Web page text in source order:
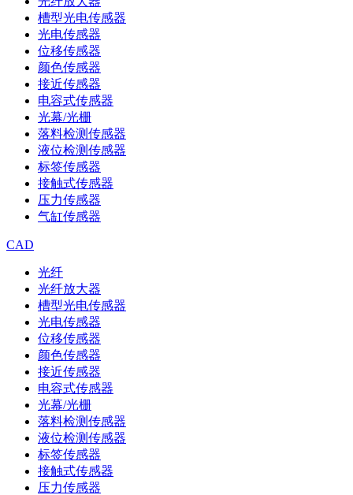
槽型光电传感器
光电传感器
位移传感器
颜色传感器
接近传感器
电容式传感器
光幕/光栅
落料检测传感器
液位检测传感器
标签传感器
接触式传感器
压力传感器
气缸传感器
CAD
光纤
光纤放大器
槽型光电传感器
光电传感器
位移传感器
颜色传感器
接近传感器
电容式传感器
光幕/光栅
落料检测传感器
液位检测传感器
标签传感器
接触式传感器
压力传感器